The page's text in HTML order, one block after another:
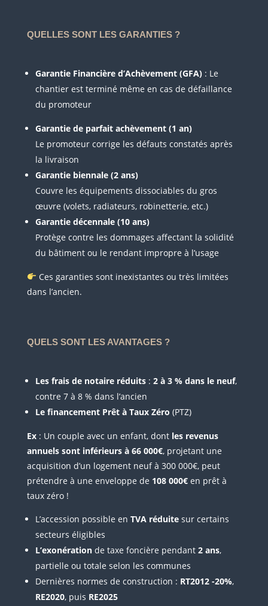
QUELLES SONT LES GARANTIES ?
Garantie Financière d’Achèvement (GFA): Le
chantier est terminé même en cas de défaillance
du promoteur
Garantie de parfait achèvement (1 an)
Le promoteur corrige les défauts constatés après
la livraison
Garantie biennale (2 ans)
Couvre les équipements dissociables du gros
œuvre (volets, radiateurs, robinetterie, etc.)
Garantie décennale (10 ans)
Protège contre les dommages affectant la solidité
du bâtiment ou le rendant impropre à l’usage
Ces garanties sont inexistantes ou très limitées
dans l’ancien.
QUELS SONT LES AVANTAGES ?
Les frais de notaire réduits : 2 à 3 % dans le neuf,
contre 7 à 8 % dans l’ancien
Le financement Prêt à Taux Zéro (PTZ)
Ex: Un couple avec un enfant, dont les revenus
annuels sont inférieurs à 66 000€, projetant une
acquisition d’un logement neuf à 300 000€, peut
prétendre à une enveloppe de 108 000€en prêt à
taux zéro !
L’accession possible en TVA réduitesur certains
secteurs éligibles
L’exonérationde taxe foncière pendant 2 ans,
partielle ou totale selon les communes
Dernières normes de construction : RT2012 -20%,
RE2020, puis RE2025